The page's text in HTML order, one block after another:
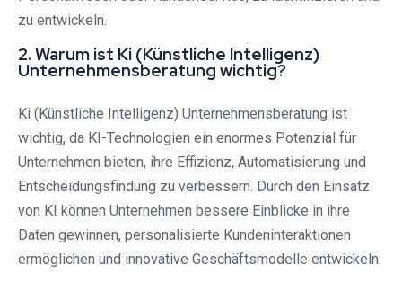
zu entwickeln.
2. Warum ist Ki (Künstliche Intelligenz)
Unternehmensberatung wichtig?
Ki (Künstliche Intelligenz) Unternehmensberatung ist
wichtig, da KI-Technologien ein enormes Potenzial für
Unternehmen bieten, ihre Effizienz, Automatisierung und
Entscheidungsfindung zu verbessern. Durch den Einsatz
von KI können Unternehmen bessere Einblicke in ihre
Daten gewinnen, personalisierte Kundeninteraktionen
ermöglichen und innovative Geschäftsmodelle entwickeln.